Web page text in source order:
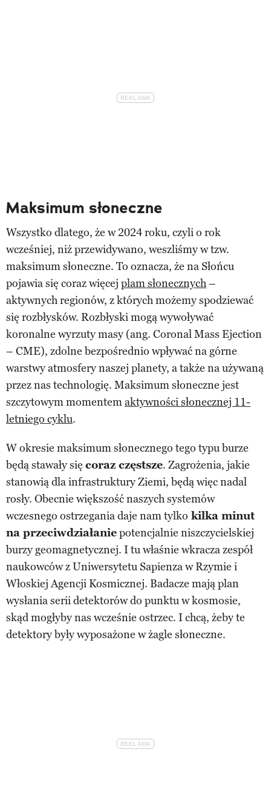
Maksimum słoneczne
Wszystko dlatego, że w 2024 roku, czyli o rok
wcześniej, niż przewidywano, weszliśmy w tzw.
maksimum słoneczne. To oznacza, że na Słońcu
pojawia się coraz więcej plam słonecznych–
aktywnych regionów, z których możemy spodziewać
się rozbłysków. Rozbłyski mogą wywoływać
koronalne wyrzuty masy (ang. Coronal Mass Ejection
– CME), zdolne bezpośrednio wpływać na górne
warstwy atmosfery naszej planety, a także na używaną
przez nas technologię. Maksimum słoneczne jest
szczytowym momentemaktywności słonecznej 11-
letniego cyklu.
W okresie maksimum słonecznego tego typu burze
będą stawały się coraz częstsze. Zagrożenia, jakie
stanowią dla infrastruktury Ziemi, będą więc nadal
rosły. Obecnie większość naszych systemów
wczesnego ostrzegania daje nam tylko kilka minut
na przeciwdziałaniepotencjalnie niszczycielskiej
burzy geomagnetycznej. I tu właśnie wkracza zespół
naukowców z Uniwersytetu Sapienza w Rzymie i
Włoskiej Agencji Kosmicznej. Badacze mają plan
wysłania serii detektorów do punktu w kosmosie,
skąd mogłyby nas wcześnie ostrzec. I chcą, żeby te
detektory były wyposażone w żagle słoneczne.